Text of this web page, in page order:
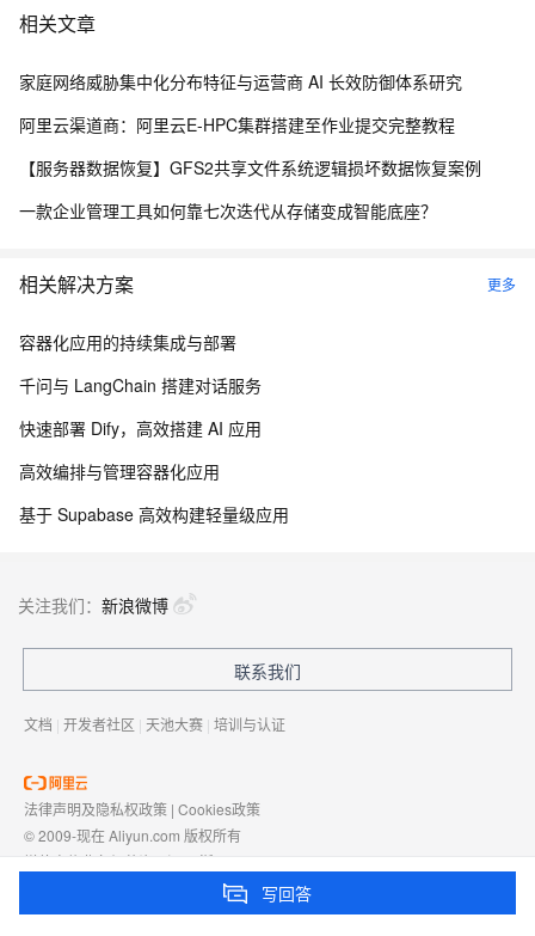
相关文章
家庭网络威胁集中化分布特征与运营商 AI 长效防御体系研究
阿里云渠道商：阿里云E-HPC集群搭建至作业提交完整教程
【服务器数据恢复】GFS2共享文件系统逻辑损坏数据恢复案例
一款企业管理工具如何靠七次迭代从存储变成智能底座？
相关解决方案 更多
容器化应用的持续集成与部署
千问与 LangChain 搭建对话服务
快速部署 Dify，高效搭建 AI 应用
高效编排与管理容器化应用
基于 Supabase 高效构建轻量级应用
写回答
关注我们： 新浪微博
联系我们
文档 | 开发者社区 | 天池大赛 | 培训与认证
法律声明及隐私权政策 | Cookies政策
© 2009-现在 Aliyun.com 版权所有
增值电信业务经营许可证： 浙B2-20080101
浙D3-20210002
浙公网安备 33010602009975号浙B2-20080101-4